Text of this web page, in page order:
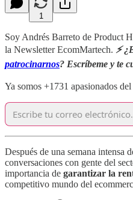
1
Soy Andrés Barreto de Product
la Newsletter EcomMartech. ⚡️
patrocinarnos? Escríbeme y te
Ya somos +1731 apasionados del
Después de una semana intensa
conversaciones con gente del
importancia de garantizar la
competitivo mundo del